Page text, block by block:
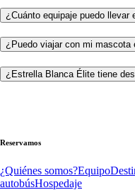
¿Cuánto equipaje puedo
¿Puedo viajar con mi mascota
¿Estrella Blanca Élite tiene
Reservamos
¿Quiénes somos?Equipo
autobúsHospedaje